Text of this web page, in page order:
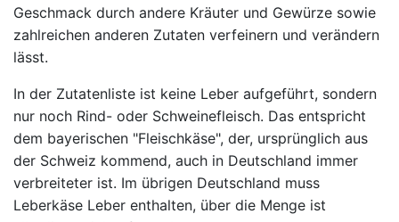
Geschmack durch andere Kräuter und Gewürze sowie
zahlreichen anderen Zutaten verfeinern und verändern
lässt.
In der Zutatenliste ist keine Leber aufgeführt, sondern
nur noch Rind- oder Schweinefleisch. Das entspricht
dem bayerischen "Fleischkäse", der, ursprünglich aus
der Schweiz kommend, auch in Deutschland immer
verbreiteter ist. Im übrigen Deutschland muss
Leberkäse Leber enthalten, über die Menge ist